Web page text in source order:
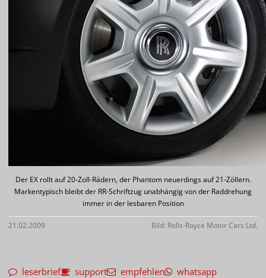
Der EX rollt auf 20-Zoll-Rädern, der Phantom neuerdings auf 21-Zöllern.
Markentypisch bleibt der RR-Schriftzug unabhängig von der Raddrehung
immer in der lesbaren Position
21.02.2009 Bild: Rolls-Royce Motor Cars Ltd.
leserbrief support empfehlen whatsapp